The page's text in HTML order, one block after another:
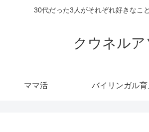
30代だった3人がそれぞれ好きなこ
クウネル
ママ活 バイリンガル育